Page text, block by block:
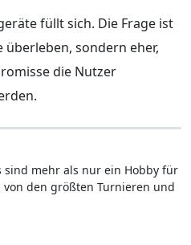
füllt sich. Die Frage ist
überleben, sondern eher,
die Nutzer
sind mehr als nur ein Hobby für
den größten Turnieren und